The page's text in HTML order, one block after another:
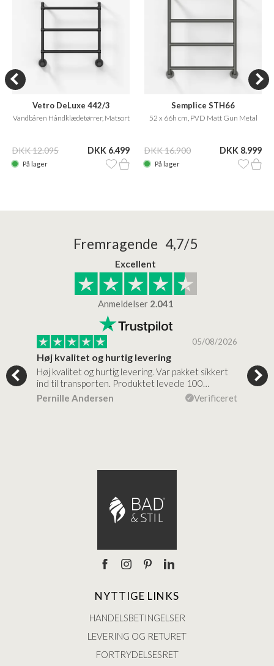
Vetro DeLuxe 442/3
Vandbåren Håndklædetørrer, Matsort
DKK 12.095 DKK 6.499
På lager
Semplice STH66
52 x 66h cm, PVD Matt Gun Metal
DKK 16.900 DKK 8.999
På lager
Fremragende 4,7/5
Excellent
Anmeldelser 2.041
05/08/2026
Høj kvalitet og hurtig levering
Høj kvalitet og hurtig levering. Var pakket sikkert
ind til transporten. Produktet levede 100…
Pernille Andersen
Verificeret
NYTTIGE LINKS
HANDELSBETINGELSER
LEVERING OG RETURET
FORTRYDELSESRET